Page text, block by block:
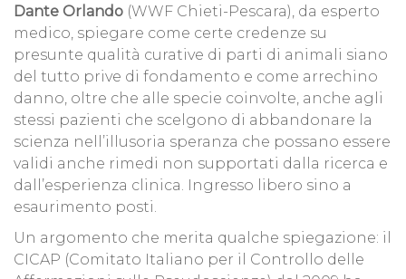
Dante Orlando (WWF Chieti-Pescara), da esperto
medico, spiegare come certe credenze su
presunte qualità curative di parti di animali siano
del tutto prive di fondamento e come arrechino
danno, oltre che alle specie coinvolte, anche agli
stessi pazienti che scelgono di abbandonare la
scienza nell’illusoria speranza che possano essere
validi anche rimedi non supportati dalla ricerca e
dall’esperienza clinica. Ingresso libero sino a
esaurimento posti.
Un argomento che merita qualche spiegazione: il
CICAP (Comitato Italiano per il Controllo delle